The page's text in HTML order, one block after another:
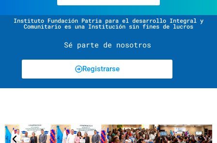
Instituto Fundación Patria para el desarrollo Integral y
Comunitario es una Institución sin fines de lucros
Sé parte de nosotros
Registrarse